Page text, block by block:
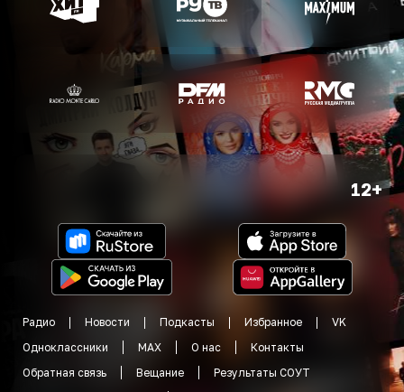
12+
Радио Новости Подкасты Избранное
VK
Одноклассники
MAX О нас
Контакты
Обратная связь
Вещание
Результаты СОУТ